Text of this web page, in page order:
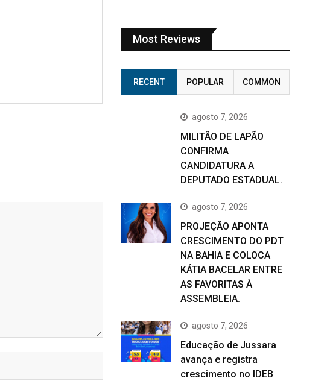
Most Reviews
RECENT POPULAR COMMON
agosto 7, 2026
MILITÃO DE LAPÃO
CONFIRMA
CANDIDATURA A
DEPUTADO ESTADUAL.
agosto 7, 2026
PROJEÇÃO APONTA
CRESCIMENTO DO PDT
NA BAHIA E COLOCA
KÁTIA BACELAR ENTRE
AS FAVORITAS À
ASSEMBLEIA.
agosto 7, 2026
Educação de Jussara
avança e registra
crescimento no IDEB